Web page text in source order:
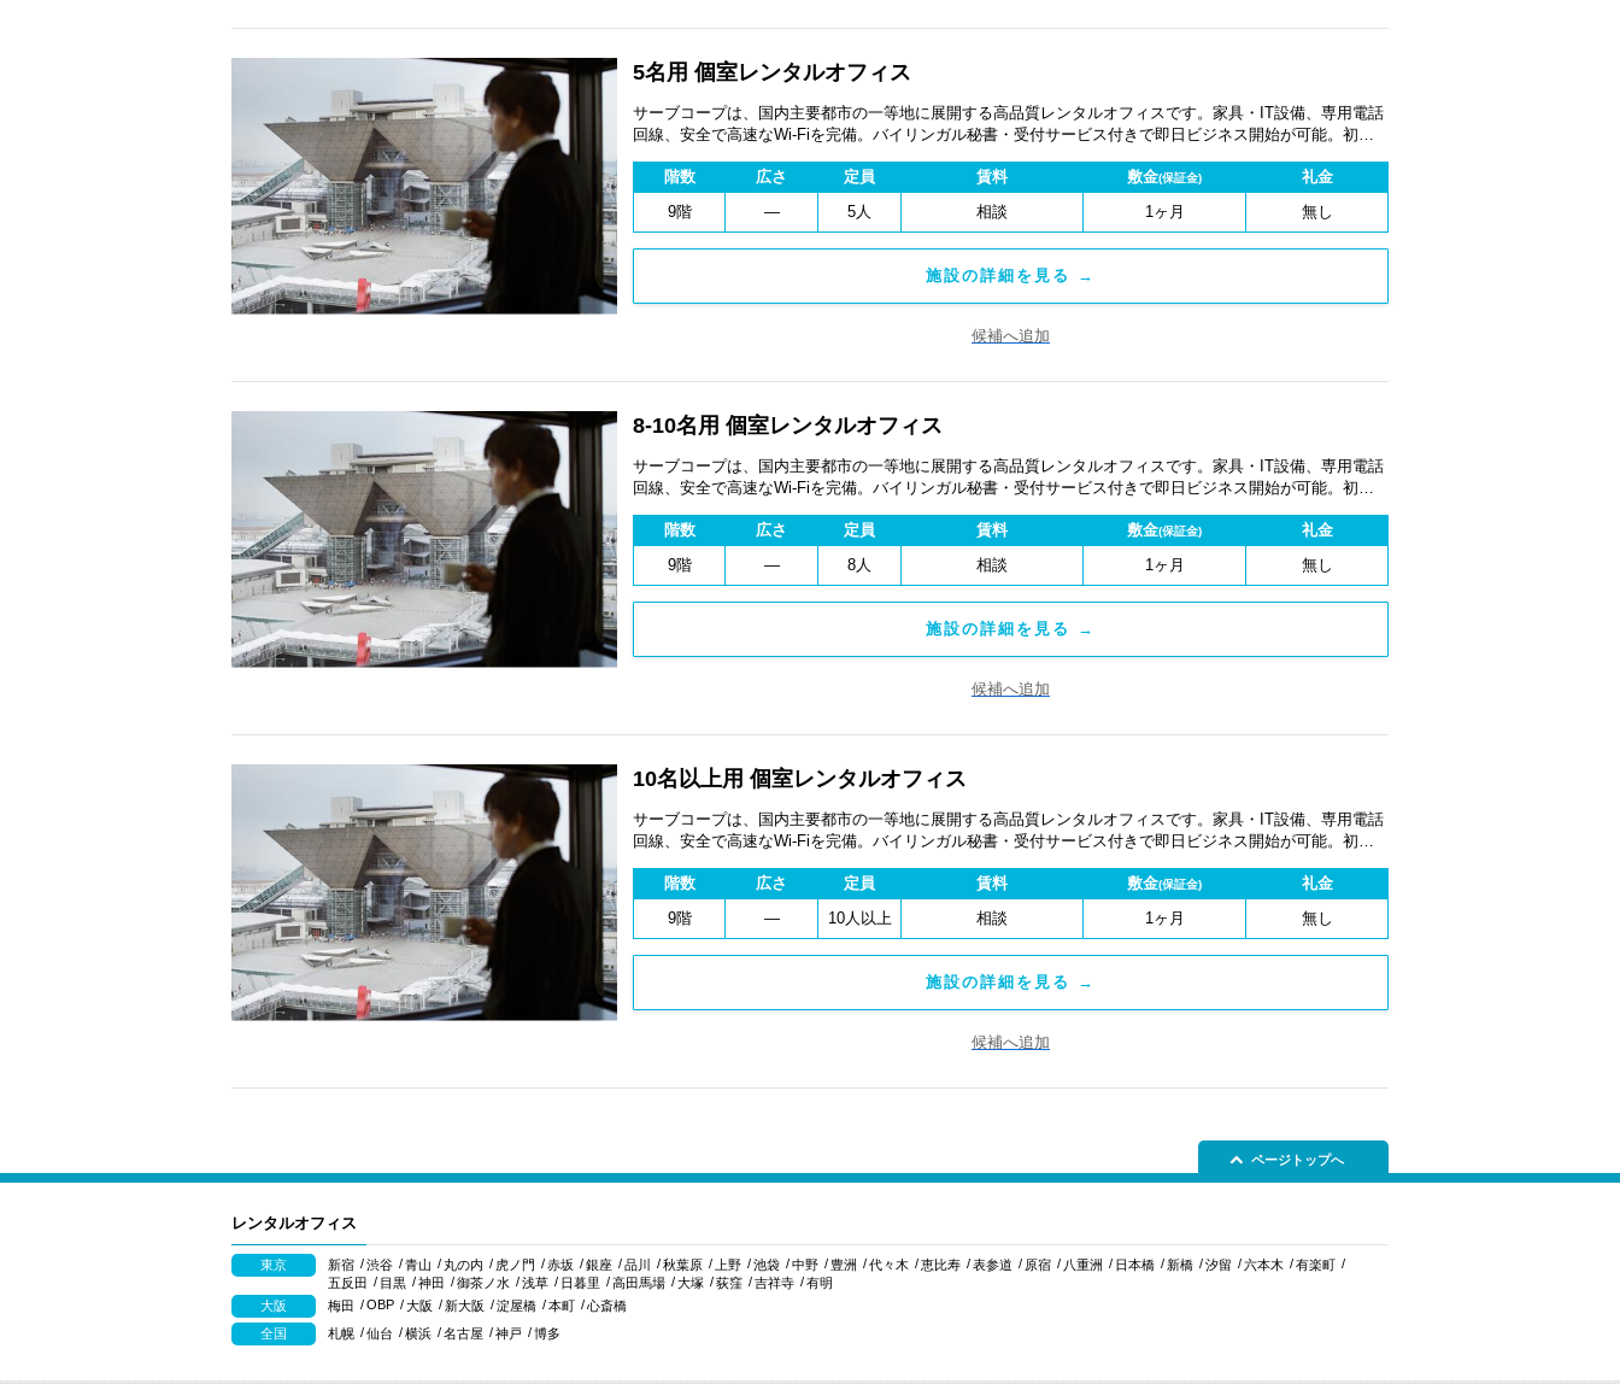
5名用 個室レンタルオフィス
サーブコープは、国内主要都市の一等地に展開する高品質レンタルオフィスです。家具・IT設備、専用電話
回線、安全で高速なWi-Fiを完備。バイリンガル秘書・受付サービス付きで即日ビジネス開始が可能。初期
ます。階数 広さ 定員 賃料 敷金(保証金)
礼金
9階
― 5人 相談 1ヶ月 無し
施設の詳細を見る →
候補へ追加
8-10名用 個室レンタルオフィス
サーブコープは、国内主要都市の一等地に展開する高品質レンタルオフィスです。家具・IT設備、専用電話
回線、安全で高速なWi-Fiを完備。バイリンガル秘書・受付サービス付きで即日ビジネス開始が可能。初期
ます。階数 広さ 定員 賃料 敷金(保証金)
礼金
9階
― 8人 相談 1ヶ月 無し
施設の詳細を見る →
候補へ追加
10名以上用 個室レンタルオフィス
サーブコープは、国内主要都市の一等地に展開する高品質レンタルオフィスです。家具・IT設備、専用電話
回線、安全で高速なWi-Fiを完備。バイリンガル秘書・受付サービス付きで即日ビジネス開始が可能。初期
ます。階数 広さ 定員 賃料 敷金(保証金)
礼金
9階
― 10人以上 相談 1ヶ月 無し
施設の詳細を見る →
候補へ追加
ページトップへ
レンタルオフィス
東京 新宿 渋谷 青山 丸の内 虎ノ門 赤坂 銀座 品川 秋葉原 上野 池袋 中野 豊洲 代々木 恵比寿 表参道 原宿 八重洲 日本橋 新橋 汐留 六本木
有楽町
五反田
目黒 神田 御茶ノ水 浅草 日暮里 高田馬場 大塚 荻窪 吉祥寺
有明
大阪
梅田 OBP 大阪 新大阪 淀屋橋 本町
心斎橋
全国
札幌 仙台 横浜 名古屋 神戸 博多